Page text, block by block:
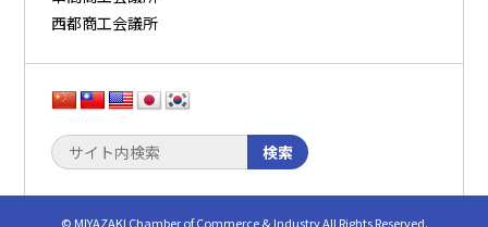
西都商工会議所
検索
© MIYAZAKI Chamber of Commerce & Industry All Rights Reserved.